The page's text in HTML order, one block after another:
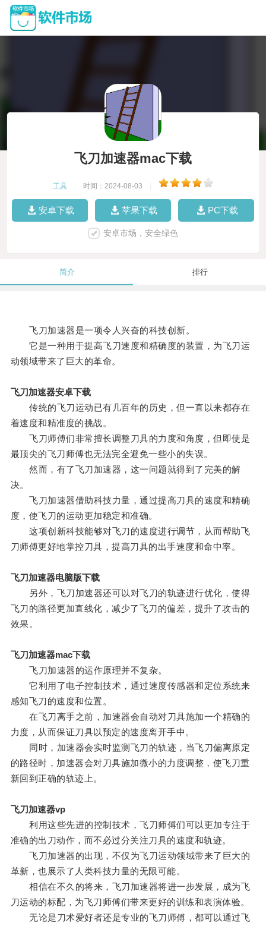
飞刀加速器mac下载
工具 时间：2024-08-03
安卓下载 苹果下载 PC下载
安卓市场，安全绿色
简介 排行
飞刀加速器是一项令人兴奋的科技创新。
它是一种用于提高飞刀速度和精确度的装置，为飞刀运
动领域带来了巨大的革命。
飞刀加速器安卓下载
传统的飞刀运动已有几百年的历史，但一直以来都存在
着速度和精准度的挑战。
飞刀师傅们非常擅长调整刀具的力度和角度，但即使是
最顶尖的飞刀师傅也无法完全避免一些小的失误。
然而，有了飞刀加速器，这一问题就得到了完美的解
决。
飞刀加速器借助科技力量，通过提高刀具的速度和精确
度，使飞刀的运动更加稳定和准确。
这项创新科技能够对飞刀的速度进行调节，从而帮助飞
刀师傅更好地掌控刀具，提高刀具的出手速度和命中率。
飞刀加速器电脑版下载
另外，飞刀加速器还可以对飞刀的轨迹进行优化，使得
飞刀的路径更加直线化，减少了飞刀的偏差，提升了攻击的
效果。
飞刀加速器mac下载
飞刀加速器的运作原理并不复杂。
它利用了电子控制技术，通过速度传感器和定位系统来
感知飞刀的速度和位置。
在飞刀离手之前，加速器会自动对刀具施加一个精确的
力度，从而保证刀具以预定的速度离开手中。
同时，加速器会实时监测飞刀的轨迹，当飞刀偏离原定
的路径时，加速器会对刀具施加微小的力度调整，使飞刀重
新回到正确的轨迹上。
飞刀加速器vp
利用这些先进的控制技术，飞刀师傅们可以更加专注于
准确的出刀动作，而不必过分关注刀具的速度和轨迹。
飞刀加速器的出现，不仅为飞刀运动领域带来了巨大的
革新，也展示了人类科技力量的无限可能。
相信在不久的将来，飞刀加速器将进一步发展，成为飞
刀运动的标配，为飞刀师傅们带来更好的训练和表演体验。
无论是刀术爱好者还是专业的飞刀师傅，都可以通过飞